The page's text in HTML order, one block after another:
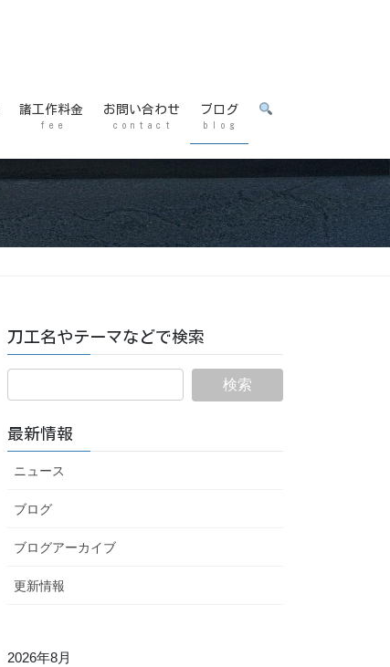
諸工作料金
f e e
お問い合わせ
c o n t a c t
ブログ
b l o g
刀工名やテーマなどで検索
最新情報
ニュース
ブログ
ブログアーカイブ
更新情報
2026年8月